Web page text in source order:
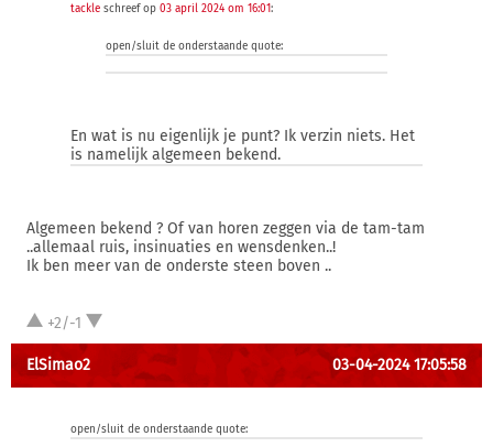
tackle schreef op 03 april 2024 om 16:01:
open/sluit de onderstaande quote:
En wat is nu eigenlijk je punt? Ik verzin niets. Het
is namelijk algemeen bekend.
Algemeen bekend ? Of van horen zeggen via de tam-tam
..allemaal ruis, insinuaties en wensdenken..!
Ik ben meer van de onderste steen boven ..
+2/-1
ElSimao2 03-04-2024 17:05:58
open/sluit de onderstaande quote: